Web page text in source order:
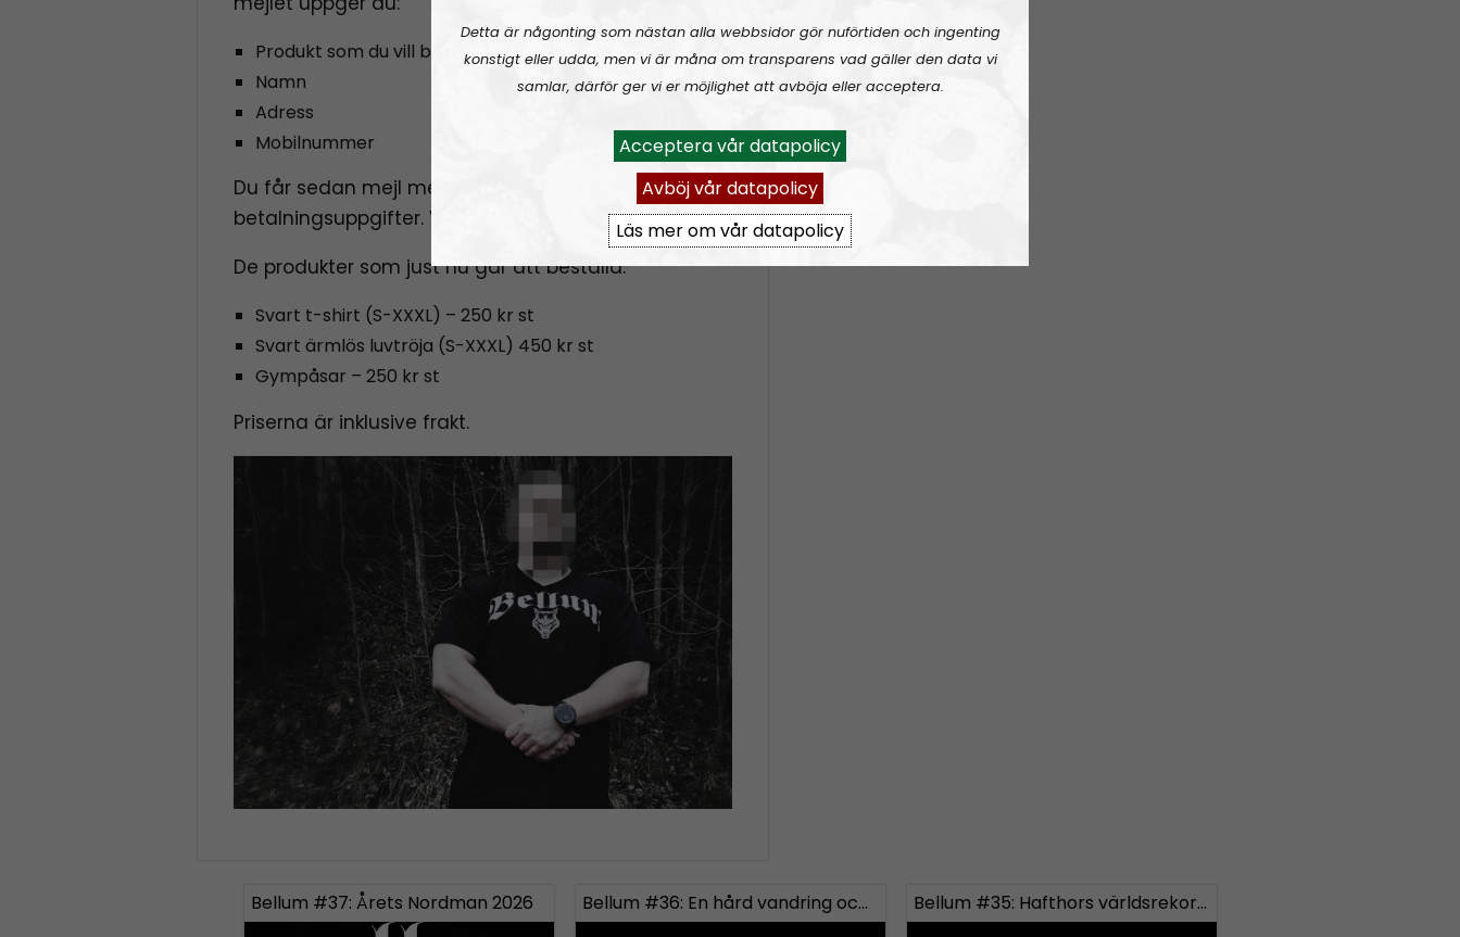
Produkt som du vill beställa, antal och storlek
Namn
Adress
Mobilnummer
Du får sedan mejl med ordernummer och
betalningsuppgifter. Varorna skickas efter betalning.
De produkter som just nu går att beställa:
Svart t-shirt (S-XXXL) – 250 kr st
Svart ärmlös luvtröja (S-XXXL) 450 kr st
Gympåsar – 250 kr st
Priserna är inklusive frakt.
Bellum #37: Årets Nordman 2026 Bellum #36: En hård vandring och fystester Bellum #35: Hafthors världsrekord och Bellumbutik.se
Detta är någonting som nästan alla webbsidor gör nuförtiden och ingenting
konstigt eller udda, men vi är måna om transparens vad gäller den data vi
samlar, därför ger vi er möjlighet att avböja eller acceptera.
Acceptera vår datapolicy
Avböj vår datapolicy
Läs mer om vår datapolicy